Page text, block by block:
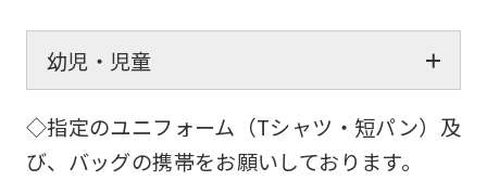
幼児・児童
◇指定のユニフォーム（Tシャツ・短パン）及
び、バッグの携帯をお願いしております。